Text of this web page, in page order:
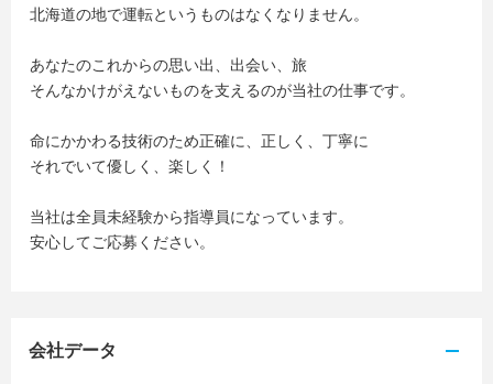
北海道の地で運転というものはなくなりません。
あなたのこれからの思い出、出会い、旅
そんなかけがえないものを支えるのが当社の仕事です。
命にかかわる技術のため正確に、正しく、丁寧に
それでいて優しく、楽しく！
当社は全員未経験から指導員になっています。
安心してご応募ください。
会社データ